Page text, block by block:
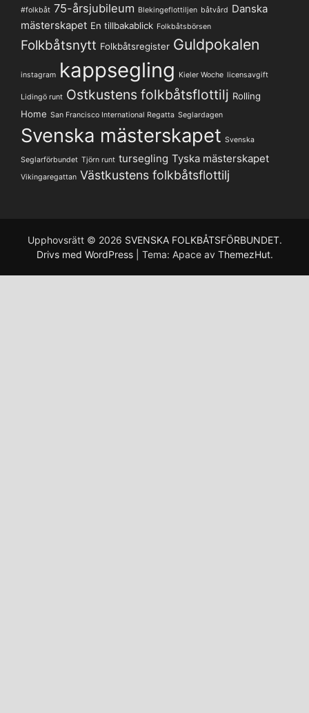
#folkbåt 75-årsjubileum Blekingeflottiljen båtvård Danska
mästerskapet En tillbakablick Folkbåtsbörsen
Folkbåtsnytt Folkbåtsregister Guldpokalen
instagram kappsegling Kieler Woche licensavgift
Lidingö runt Ostkustens folkbåtsflottilj Rolling
Home San Francisco International Regatta Seglardagen
Svenska mästerskapet Svenska
Seglarförbundet Tjörn runt tursegling Tyska mästerskapet
Vikingaregattan Västkustens folkbåtsflottilj
Upphovsrätt © 2026 SVENSKA FOLKBÅTSFÖRBUNDET.
Drivs med WordPress
Tema: Apace av ThemezHut.